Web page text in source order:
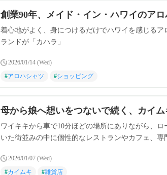
創業90年、メイド・イン・ハワイのア
着心地がよく、身につけるだけでハワイを感じる
ランドが「カハラ」
2026/01/14 (Wed)
#アロハシャツ #ショッピング
母から娘へ想いをつないで続く、カイム
ワイキキから車で10分ほどの場所にありながら、
いた街並みの中に個性的なレストランやカフェ、専
2026/01/07 (Wed)
#カイムキ #雑貨店